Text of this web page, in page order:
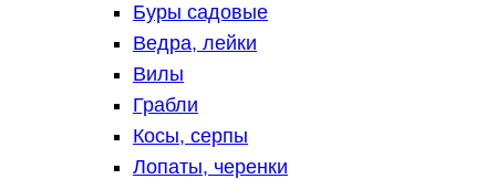
Буры садовые
Ведра, лейки
Вилы
Грабли
Косы, серпы
Лопаты, черенки